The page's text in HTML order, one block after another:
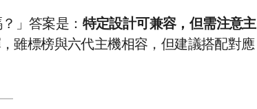
」答案是： 特定設計可兼容，但需注意主
雖標榜與六代主機相容，但建議搭配對應